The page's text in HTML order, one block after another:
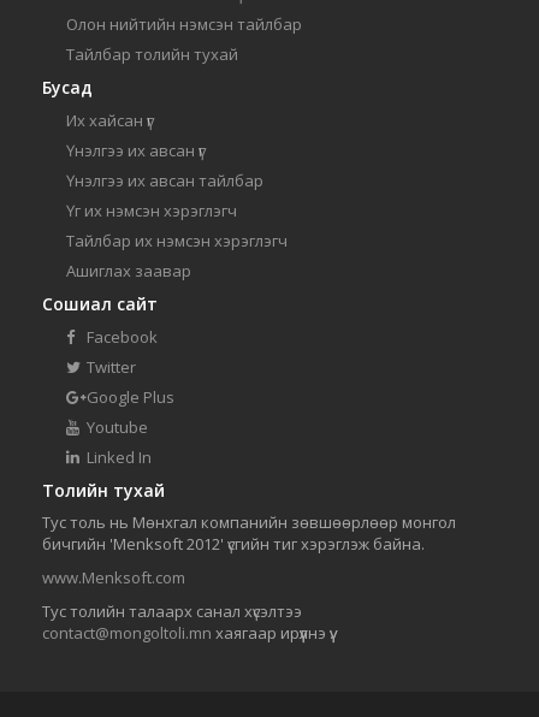
Олон нийтийн нэмсэн тайлбар
Тайлбар толийн тухай
Бусад
Их хайсан үг
Үнэлгээ их авсан үг
Үнэлгээ их авсан тайлбар
Үг их нэмсэн хэрэглэгч
Тайлбар их нэмсэн хэрэглэгч
Ашиглах заавар
Сошиал сайт
Facebook
Twitter
Google Plus
Youtube
Linked In
Толийн тухай
Тус толь нь Мөнхгал компанийн зөвшөөрлөөр монгол
бичгийн 'Menksoft 2012' үсгийн тиг хэрэглэж байна.
www.Menksoft.com
Тус толийн талаарх санал хүсэлтээ
contact@mongoltoli.mn хаягаар ирүүлнэ үү.